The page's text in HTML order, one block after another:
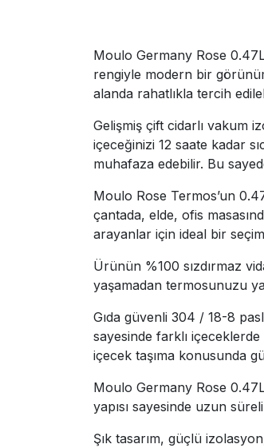
Moulo Germany Rose
rengiyle modern bir
alanda rahatlıkla tercih
Gelişmiş çift cidarlı vakum
içeceğinizi 12 saate kadar
muhafaza edebilir. Bu
Moulo Rose Termos’un
çantada, elde, ofis
arayanlar için ideal bir
Ürünün %100 sızdırmaz
yaşamadan termosunuzu
Gıda güvenli 304 / 18-8
sayesinde farklı
içecek taşıma konusunda
Moulo Germany Rose
yapısı sayesinde uzun
Şık tasarım, güçlü